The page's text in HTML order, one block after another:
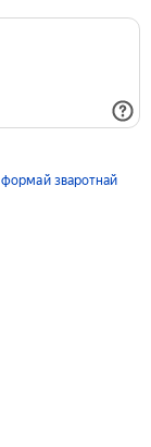
формай зваротнай